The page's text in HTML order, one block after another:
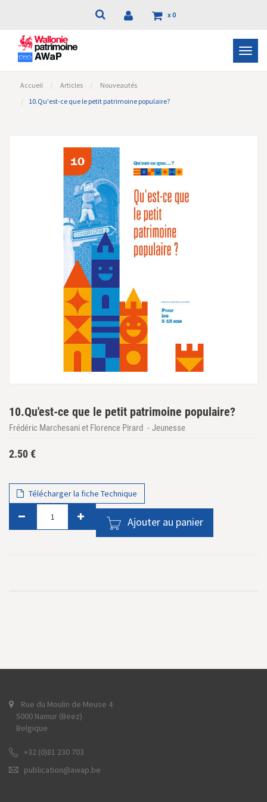
x0
la
Accueil Articles
Nouveautés
10.Qu'est-ce que le petit patrimoine populaire?
10.Qu'est-ce que le petit patrimoine populaire?
Frédéric Marchesani et Florence Pirard Jeunesse
2.50€
Télécharger la fiche Technique
Ajouter au panier
Rue du Moulin de Meuse 4
5000 Namur (Beez)
Belgique
+32 (0)81 230 703
publication@awap.be